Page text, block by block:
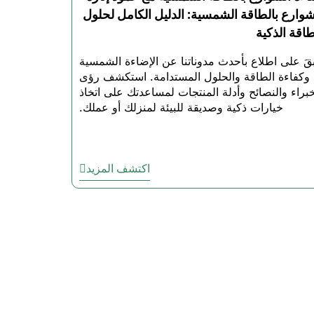
في أفضل ضوء شمسي
مع تغطية شاملة على القطع والأداء
التي تعمل بالطاقة الشمسية بشكل صحيح
Ground
مصابيح الأمان اليوم
بالطاقة الشمسية: الدليل الكامل لحلول
الذكية
على اطلاع بأحدث مدوناتنا عن الإضاءة الشمسية
وكفاءة الطاقة والحلول المستدامة. استكشف رؤى
والنصائح وأدلة المنتجات لمساعدتك على اتخاذ
خيارات ذكية وصديقة للبيئة لمنزلك أو عملك.
اكتشف المزيد